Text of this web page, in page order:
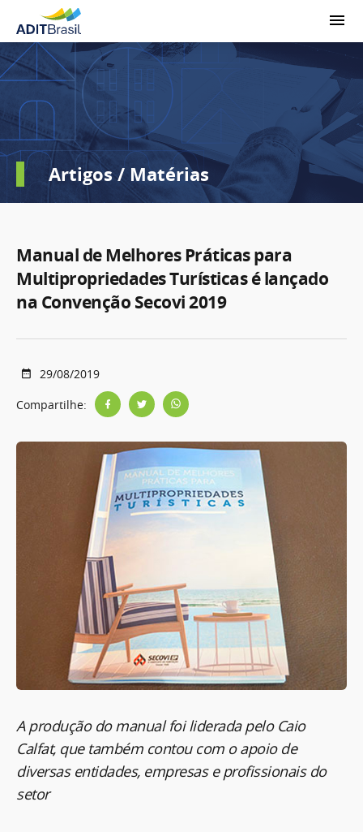
Artigos / Matérias
Manual de Melhores Práticas para
Multipropriedades Turísticas é lançado
na Convenção Secovi 2019
29/08/2019
Compartilhe:
A produção do manual foi liderada pelo Caio
Calfat, que também contou com o apoio de
diversas entidades, empresas e profissionais do
setor